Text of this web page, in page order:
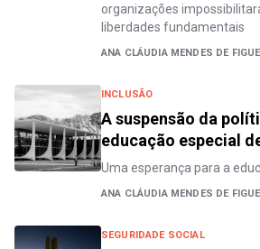
organizações
liberdades fundamentais
ANA CLÁUDIA MENDES DE
INCLUSÃO
A suspensão da
educação especial
Uma esperança para a
ANA CLÁUDIA MENDES DE
SEGURIDADE SOCIAL